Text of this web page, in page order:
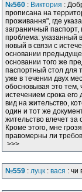
№560 : Виктория :
прописана на
проживання", где
заграничный
проблема: указанный
новый в связи с
основании
основании того же
паспортный стол для
уже в течении двух
обосновывая это тем,
истечением срока
вид на жительство,
один и тот же
жительство влечет
Кроме этого, мне
правомерны ли
>>>
№559 : луцк : вася : чи